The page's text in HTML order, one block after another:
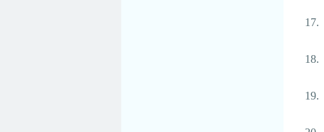
17.
18.
19.